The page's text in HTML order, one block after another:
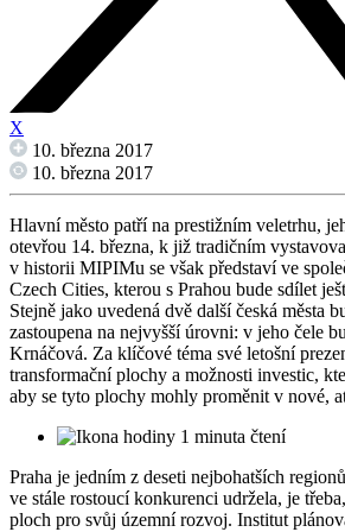
X
10. března 2017
10. března 2017
Hlavní město patří na prestižním veletrhu,
otevřou 14. března, k již tradičním
v historii MIPIMu se však představí ve
Czech Cities, kterou s Prahou bude sdílet
Stejně jako uvedená dvě další česká města
zastoupena na nejvyšší úrovni: v jeho čele
Krnáčová. Za klíčové téma své letošní
transformační plochy a možnosti investic,
aby se tyto plochy mohly proměnit v nové,
1 minuta čtení
Praha je jedním z deseti nejbohatších
ve stále rostoucí konkurenci udržela, je
ploch pro svůj územní rozvoj. Institut